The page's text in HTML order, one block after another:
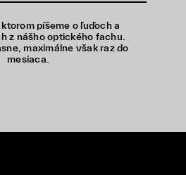
píšeme o ľuďoch a
z nášho optického fachu.
maximálne však raz do
mesiaca.